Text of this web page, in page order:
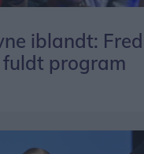
iblandt:
program